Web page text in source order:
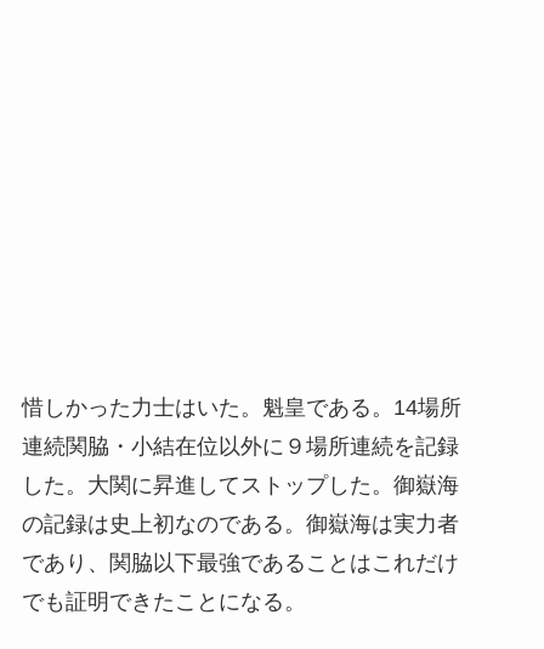
惜しかった力士はいた。魁皇である。14場所
連続関脇・小結在位以外に９場所連続を記録
した。大関に昇進してストップした。御嶽海
の記録は史上初なのである。御嶽海は実力者
であり、関脇以下最強であることはこれだけ
でも証明できたことになる。